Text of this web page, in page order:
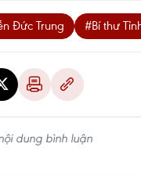
Đức Trung #Bí thư